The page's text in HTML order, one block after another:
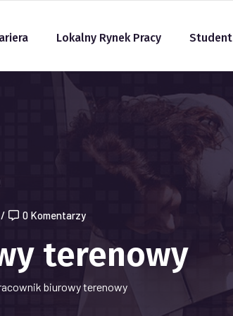
Lokalny Rynek Pracy Student
/ 0 Komentarzy
terenowy
biurowy terenowy